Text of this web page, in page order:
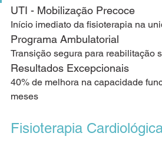
UTI - Mobilização Precoce
Início imediato da fisioterapia na
Programa Ambulatorial
Transição segura para reabilitação
Resultados Excepcionais
40% de melhora na capacidade
meses
Fisioterapia